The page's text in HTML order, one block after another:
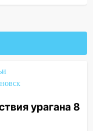
в
в
более
урагана 8